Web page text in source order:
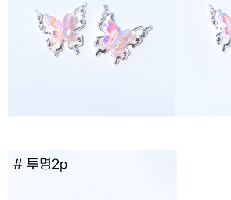
이코 라이프 하